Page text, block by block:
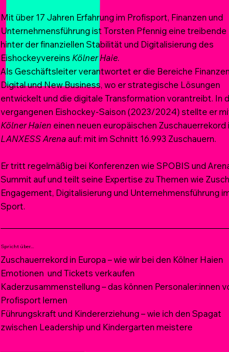
Mit über 17 Jahren Erfahrung im Profisport, Finanzen und
Unternehmensführung ist Torsten Pfennig eine treibende
hinter der finanziellen Stabilität und Digitalisierung des
EishockeyvereinsKölner Haie.
Als Geschäftsleiter verantwortet er die Bereiche
Digital und New Business, wo er strategische Lösungen
entwickelt und die digitale Transformation vorantreibt. In
vergangenen Eishockey-Saison (2023/2024) stellte er
Kölner Haien einen neuen europäischen Zuschauerrekord
LANXESS Arenaauf: mit im Schnitt 16.993 Zuschauern.
Er tritt regelmäßig bei Konferenzen wie SPOBIS und
Summit auf und teilt seine Expertise zu Themen wie
Engagement, Digitalisierung und Unternehmensführung
Sport.
Spricht über...
Zuschauerrekord in Europa – wie wir bei den Kölner Haien
Emotionen und Tickets verkaufen
Kaderzusammenstellung – das können Personaler:innen
Profisport lernen
Führungskraft und Kindererziehung – wie ich den Spagat
zwischen Leadership und Kindergarten meistere